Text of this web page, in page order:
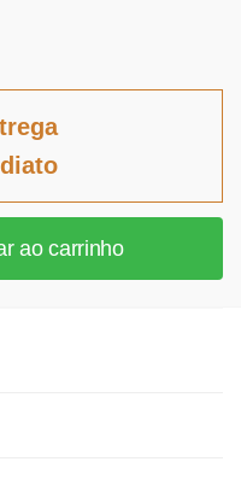
ao carrinho